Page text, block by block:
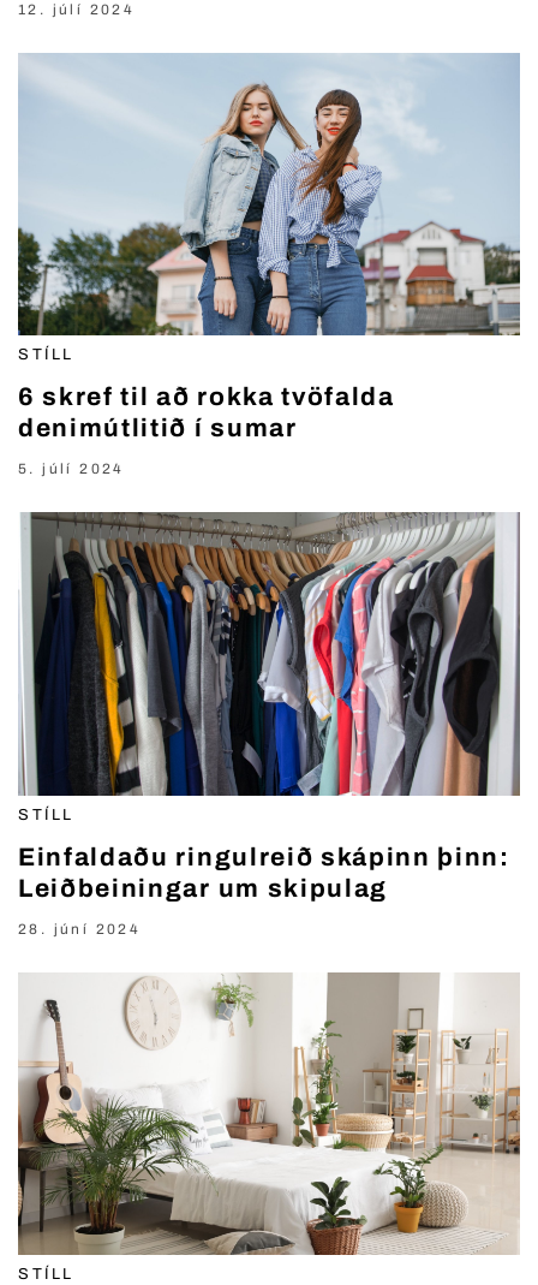
12. júlí 2024
STÍLL
6 skref til að rokka tvöfalda
denimútlitið í sumar
5. júlí 2024
STÍLL
Einfaldaðu ringulreið skápinn þinn:
Leiðbeiningar um skipulag
28. júní 2024
STÍLL